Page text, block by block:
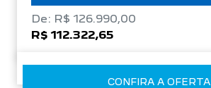
De: R$ 126.990,00
R$ 112.322,65
CONFIRA A OFERTA